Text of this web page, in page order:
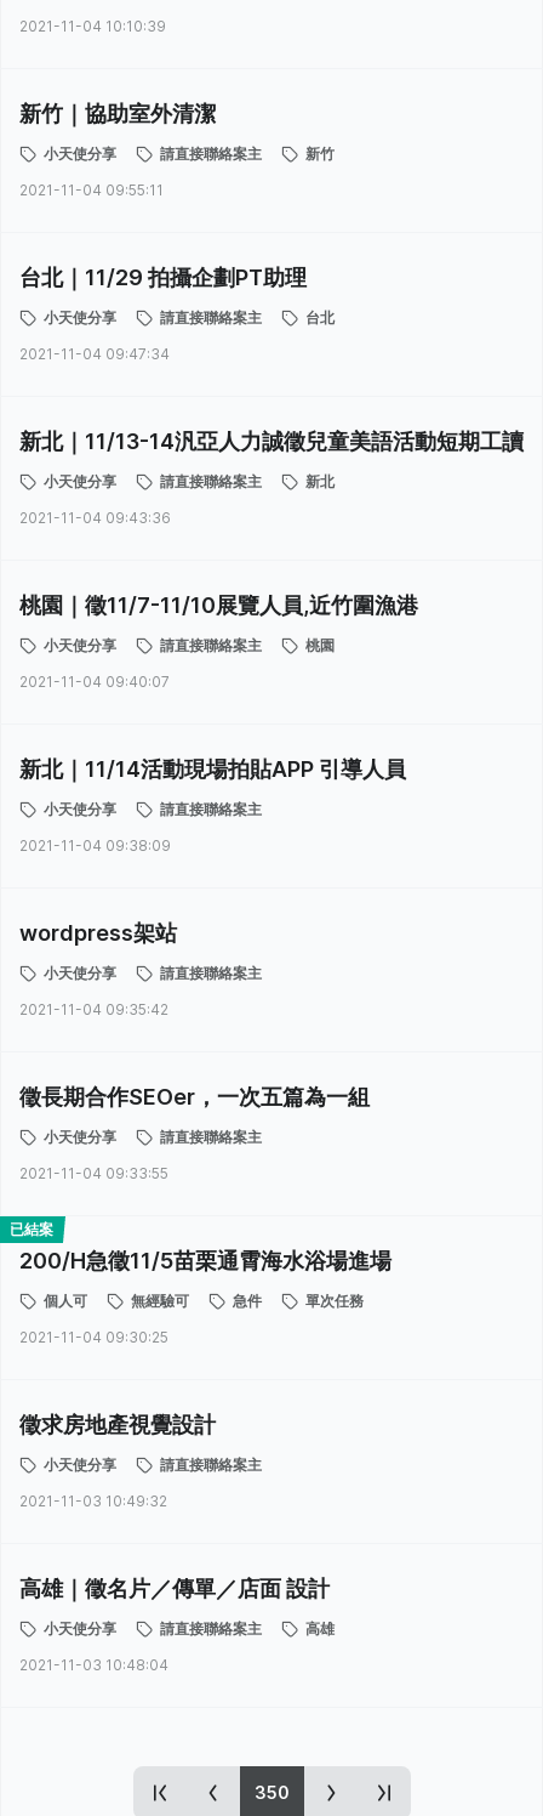
2021-11-04 10:10:39
新竹｜協助室外清潔
小天使分享 請直接聯絡案主
新竹
2021-11-04 09:55:11
台北｜11/29 拍攝企劃PT助理
小天使分享 請直接聯絡案主
台北
2021-11-04 09:47:34
新北｜11/13-14汎亞人力誠徵兒童美語活動短期工讀
小天使分享 請直接聯絡案主
新北
2021-11-04 09:43:36
桃園｜徵11/7-11/10展覽人員,近竹圍漁港
小天使分享 請直接聯絡案主
桃園
2021-11-04 09:40:07
新北｜11/14活動現場拍貼APP 引導人員
小天使分享
請直接聯絡案主
2021-11-04 09:38:09
wordpress架站
小天使分享
請直接聯絡案主
2021-11-04 09:35:42
徵長期合作SEOer，一次五篇為一組
小天使分享
請直接聯絡案主
2021-11-04 09:33:55
已結案
200/H急徵11/5苗栗通霄海水浴場進場
個人可 無經驗可 急件
單次任務
2021-11-04 09:30:25
徵求房地產視覺設計
小天使分享
請直接聯絡案主
2021-11-03 10:49:32
高雄｜徵名片／傳單／店面 設計
小天使分享 請直接聯絡案主
高雄
2021-11-03 10:48:04
350